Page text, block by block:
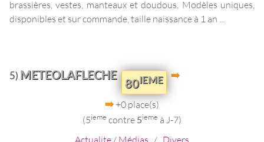
brassières, vestes, manteaux et doudous. Modèles uniques,
disponibles et sur commande, taille naissance à 1 an ...
5) METEOLAFLECHE
80IEME
+0 place(s)
(5ieme contre 5ieme à J-7)
Actualite / Médias / Divers